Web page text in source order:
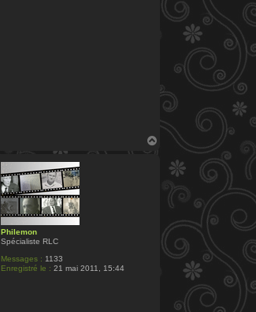
Philemon
Spécialiste RLC
Messages : 1133
Enregistré le : 21 mai 2011, 15:44